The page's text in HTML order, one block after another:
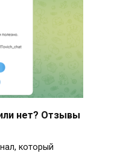
нет? Отзывы
который